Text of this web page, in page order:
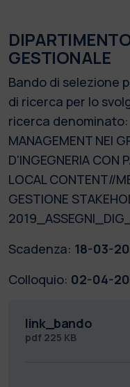
GESTIONALE
Bando di selezione
di ricerca per lo
ricerca denominato:
MANAGEMENT NEI
D'INGEGNERIA CON
LOCAL CONTENT//
GESTIONE
Scadenza: 18-03-
Colloquio: 02-04-
link_bando
pdf 225 KB